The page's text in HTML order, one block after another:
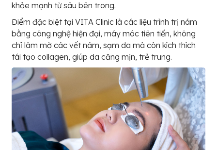
khỏe mạnh từ sâu bên trong.
Điểm đặc biệt tại VITA Clinic là các liệu trình trị nám
bằng công nghệ hiện đại, máy móc tiên tiến, không
chỉ làm mờ các vết nám, sạm da mà còn kích thích
tái tạo collagen, giúp da căng mịn, trẻ trung.